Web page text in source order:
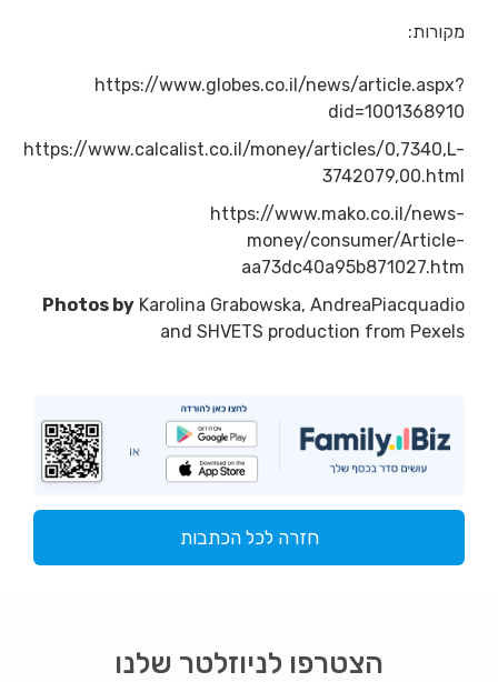
מקורות:
https://www.globes.co.il/news/article.aspx?
did=1001368910
https://www.calcalist.co.il/money/articles/0,7340,L-
3742079,00.html
https://www.mako.co.il/news-
money/consumer/Article-
aa73dc40a95b871027.htm
Photos by Karolina Grabowska, AndreaPiacquadio
and SHVETS production from Pexels
חזרה לכל הכתבות
הצטרפו לניוזלטר שלנו